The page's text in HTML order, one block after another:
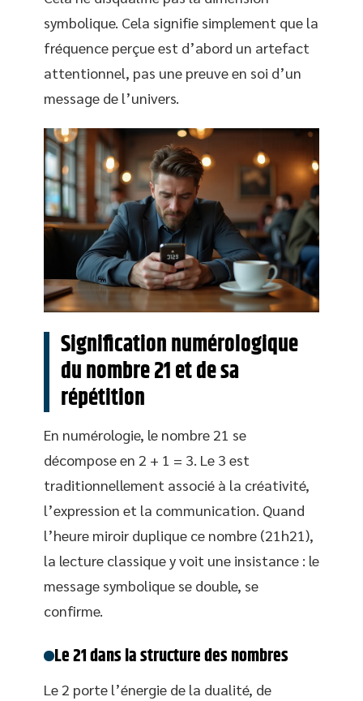
symbolique. Cela signifie simplement que la
fréquence perçue est d’abord un artefact
attentionnel, pas une preuve en soi d’un
message de l’univers.
Signification numérologique
du nombre 21 et de sa
répétition
En numérologie, le nombre 21 se
décompose en 2 + 1 = 3. Le 3 est
traditionnellement associé à la créativité,
l’expression et la communication. Quand
l’heure miroir duplique ce nombre (21h21),
la lecture classique y voit une insistance : le
message symbolique se double, se
confirme.
Le 21 dans la structure des nombres
Le 2 porte l’énergie de la dualité, de